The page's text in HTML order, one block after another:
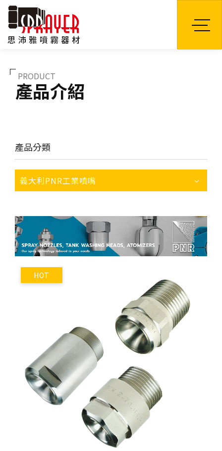
PRODUCT
產品介紹
產品分類
義大利PNR工業噴嘴